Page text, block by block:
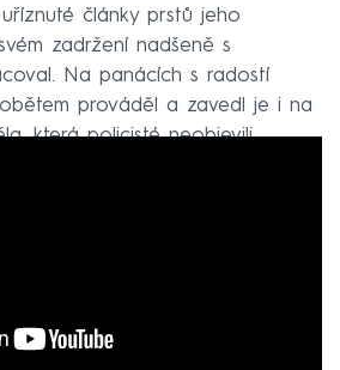
články prstů jeho
zadržení nadšeně s
Na panácích s radostí
prováděl a zavedl je i na
která policisté neobjevili.